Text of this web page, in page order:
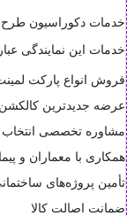
خدمات دکوراسیون طرح
خدمات این نمایندگی
فروش انواع پارکت
عرضه جدیدترین
مشاوره تخصصی
همکاری با معماران و
تأمین پروژه‌های
ضمانت اصالت کالا